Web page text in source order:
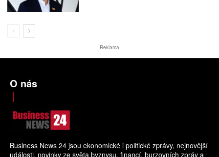
Reklama
O nás
Business News 24 jsou ekonomické i politické zprávy, nejnovější
události, novinky ze světa byznysu, financí, burzovních zpráv a